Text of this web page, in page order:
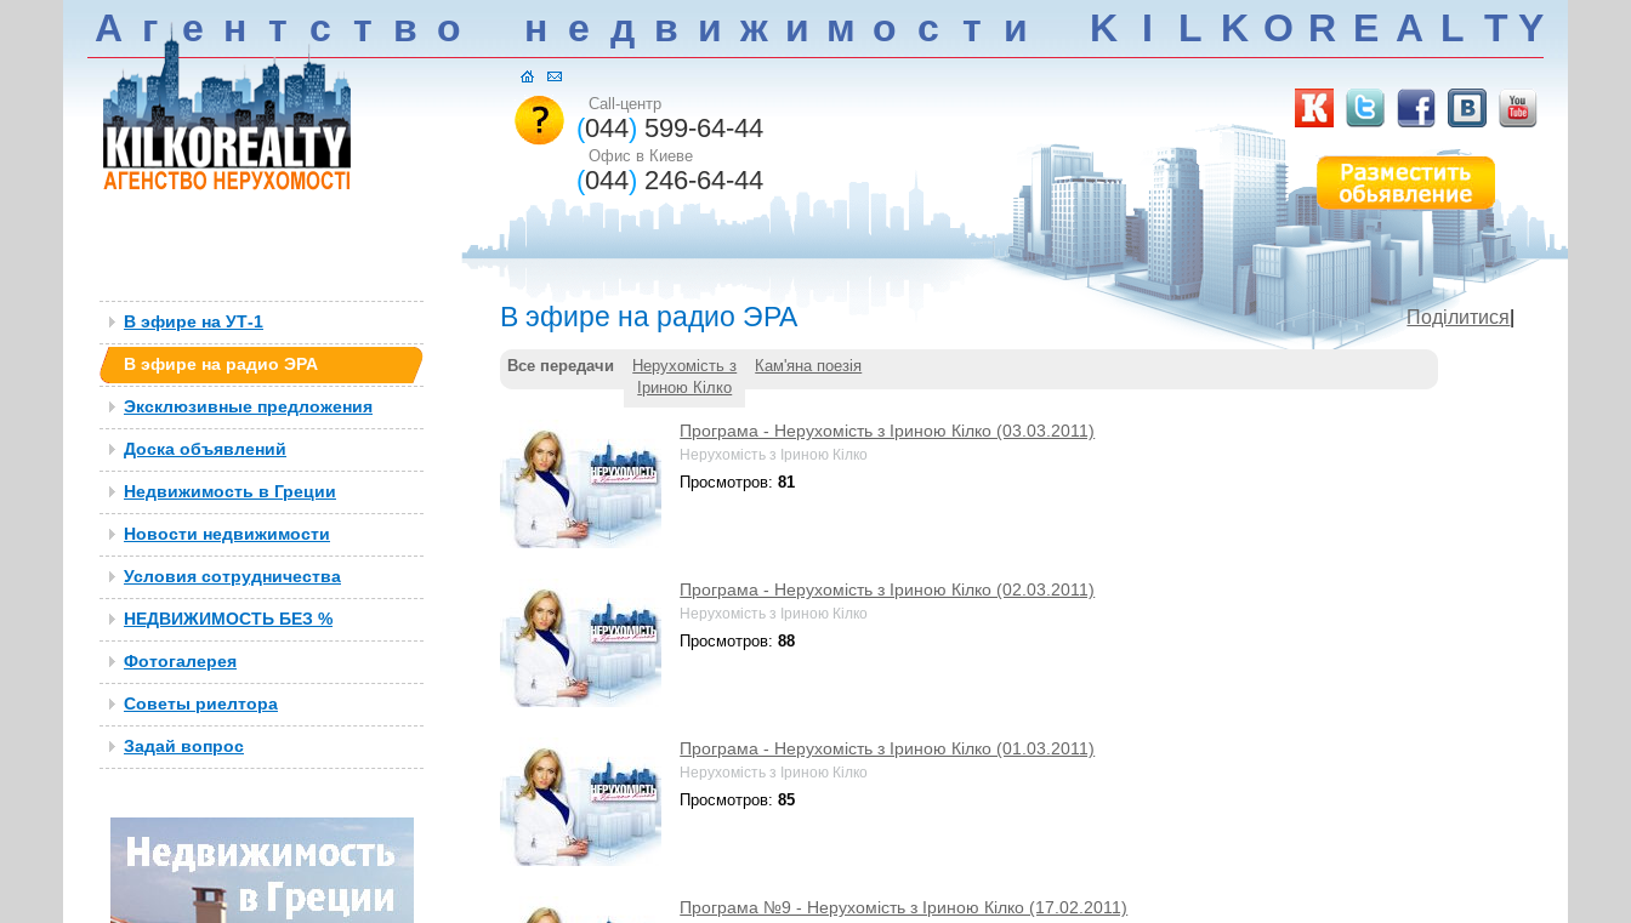
А г е н т c т в о н е д в и ж и м о с т и K I L K O R E A L T Y
Call-центр
(044) 599-64-44
Офис в Киеве
(044) 246-64-44
В эфире на УТ-1
В эфире на радио ЭРА
Эксклюзивные предложения
Доска объявлений
Недвижимость в Греции
Новости недвижимости
Условия сотрудничества
НЕДВИЖИМОСТЬ БЕЗ %
Фотогалерея
Советы риелтора
Задай вопрос
Поділитися
В эфире на радио ЭРА
Все передачи
Нерухомість з
Іриною Кілко
Кам'яна поезія
Програма - Нерухомість з Іриною Кілко (03.03.2011)
Нерухомість з Іриною Кілко
Просмотров:81
Програма - Нерухомість з Іриною Кілко (02.03.2011)
Нерухомість з Іриною Кілко
Просмотров:88
Програма - Нерухомість з Іриною Кілко (01.03.2011)
Нерухомість з Іриною Кілко
Просмотров:85
Програма №9 - Нерухомість з Іриною Кілко (17.02.2011)